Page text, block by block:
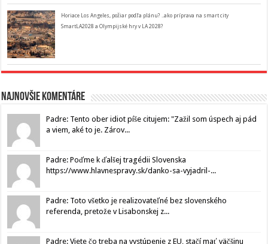
Horiace Los Angeles, požiar podľa plánu? ..ako príprava na smart city
SmartLA2028 a Olympijské hry v LA 2028?
Najnovšie komentáre
Padre: Tento ober idiot píše citujem: "Zažil som úspech aj pád
a viem, aké to je. Zárov...
Padre: Poďme k ďalšej tragédii Slovenska
https://www.hlavnespravy.sk/danko-sa-vyjadril-...
Padre: Toto všetko je realizovateľné bez slovenského
referenda, pretože v Lisabonskej z...
Padre: Viete čo treba na vystúpenie z EU, stačí mať väčšinu